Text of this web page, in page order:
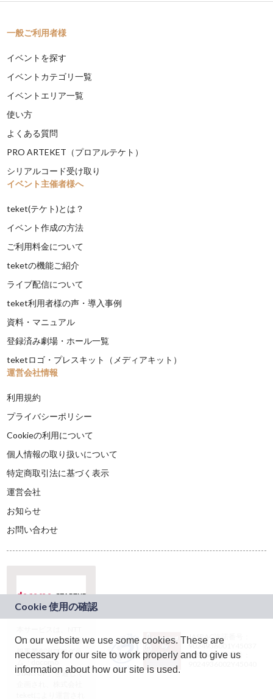
一般ご利用者様
イベントを探す
イベントカテゴリ一覧
イベントエリア一覧
使い方
よくある質問
PRO ARTEKET（プロアルテケト）
シリアルコード受け取り
イベント主催者様へ
teket(テケト)とは？
イベント作成の方法
ご利用料金について
teketの機能ご紹介
ライブ配信について
teket利用者様の声・導入事例
資料・マニュアル
登録済み劇場・ホール一覧
teketロゴ・プレスキット（メディアキット）
運営会社情報
利用規約
プライバシーポリシー
Cookieの利用について
個人情報の取り扱いについて
特定商取引法に基づく表示
運営会社
お知らせ
お問い合わせ
ドコモグループの新
規事業創出プログラ
ム「docomo
STARTUP」を通じて
JASRAC許諾番号：
9024936001Y45037
JASRAC許諾番号：
On our website we use some cookies. These are
necessary for our site to work properly and to give us
information about how our site is used.